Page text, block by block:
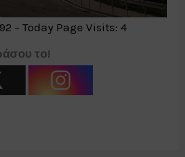
- Today Page Visits: 4
το!